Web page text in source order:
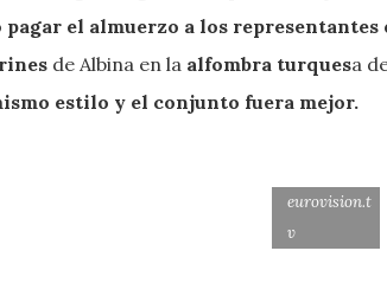
pagar el almuerzo a los
de Albina en la alfombra turquesa
estilo y el conjunto fuera mejor.
eurovision.t
v